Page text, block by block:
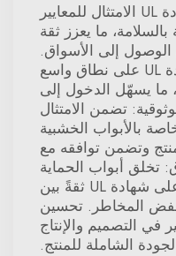
سلامة المنتج: تُثبت شهادة UL الامتثال للمعايير
ما يعزز ثقة
إلى الأسواق.
الاعتراف الدولي: تُقبل شهادة UL على نطاق واسع
ما يسهّل الدخول إلى
تضمن الامتثال
بالأبواب الخشبية
وتضمن توافقه مع
تخلق أبواب الحماية
من الحرائق الحاصلة على شهادة UL ثقةً بين
المخاطر. تحسين
في التصميم والإنتاج
الشاملة للمنتج.